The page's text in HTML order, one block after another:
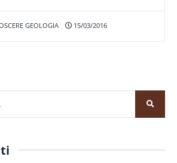
GEOLOGIA 15/03/2016